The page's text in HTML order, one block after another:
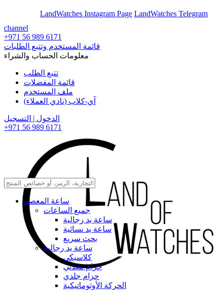
LandWatches Instagram Page LandWatches Telegram
channel
+971 56 989 6171
قائمة المستخدم وتتبع الطلبات
معلومات الحساب والشراء
تتبع الطلب
قائمة المفضلات
ملف المستخدم
آي-كلاب (نادي العملاء)
الدخول | التسجيل
+971 56 989 6171
ساعة المعصم
جميع الساعات
ساعة يد رجالية
ساعة يد نسائية
بحث سريع
ساعة يد رجالية
كلاسيكي
حزام معدني
حزام جلدي
الحركة الأوتوماتيكية